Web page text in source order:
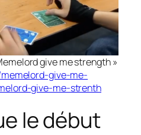
give me strength »
give-me-
give-me-strenth
le début